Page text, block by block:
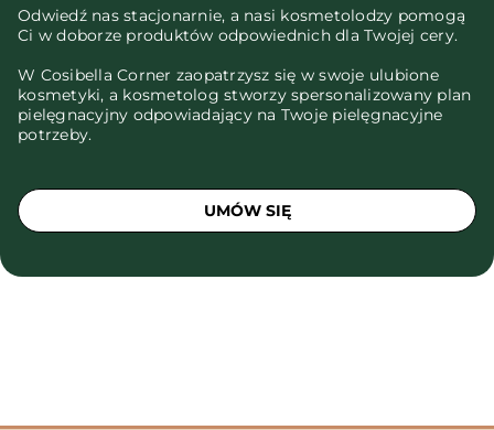
Odwiedź nas stacjonarnie, a nasi kosmetolodzy pomogą
Ci w doborze produktów odpowiednich dla Twojej cery.
W Cosibella Corner zaopatrzysz się w swoje ulubione
kosmetyki, a kosmetolog stworzy spersonalizowany plan
pielęgnacyjny odpowiadający na Twoje pielęgnacyjne
potrzeby.
UMÓW SIĘ